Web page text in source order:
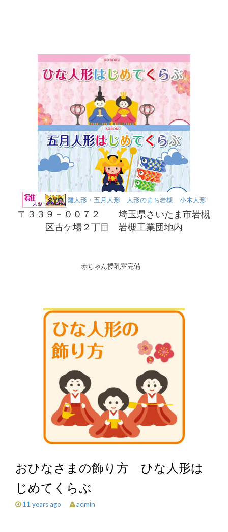
雛人形・五月人形 人形のまち岩槻 小木人形
〒３３９－００７２ 埼玉県さいたま市岩槻
区古ケ場２丁目 岩槻工業団地内
赤ちゃん授乳室完備
おひなさまの飾り方 ひな人形は
じめてくらぶ
11 years ago admin